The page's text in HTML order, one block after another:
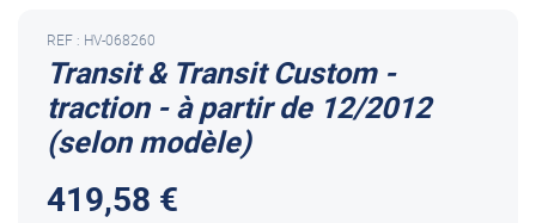
Transit & Transit Custom -
traction - à partir de 12/2012
(selon modèle)
REF : HV-068260
419,58 €